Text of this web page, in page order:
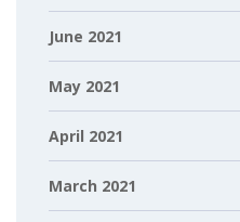
June 2021
May 2021
April 2021
March 2021